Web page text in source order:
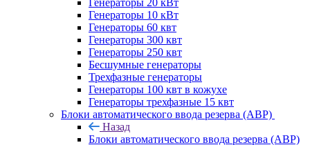
Генераторы 20 кВт
Генераторы 10 кВт
Генераторы 60 квт
Генераторы 300 квт
Генераторы 250 квт
Бесшумные генераторы
Трехфазные генераторы
Генераторы 100 квт в кожухе
Генераторы трехфазные 15 квт
Блоки автоматического ввода резерва (АВР)
Назад
Блоки автоматического ввода резерва (АВР)